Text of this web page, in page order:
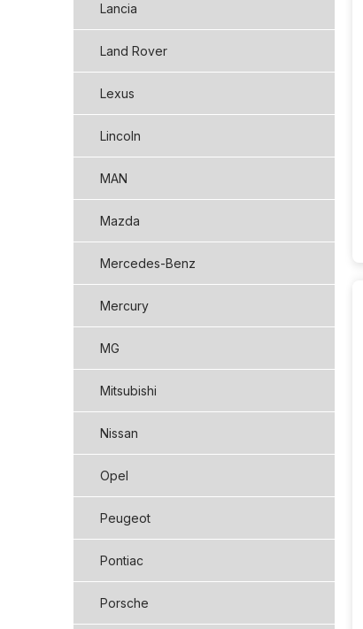
Lancia
Land Rover
Lexus
Lincoln
MAN
Mazda
Mercedes-Benz
Mercury
MG
Mitsubishi
Nissan
Opel
Peugeot
Pontiac
Porsche